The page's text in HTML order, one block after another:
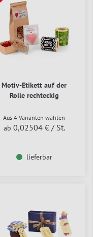
Motiv-Etikett auf der
Rolle rechteckig
Aus 4 Varianten wählen
ab 0,02504 € / St.
lieferbar